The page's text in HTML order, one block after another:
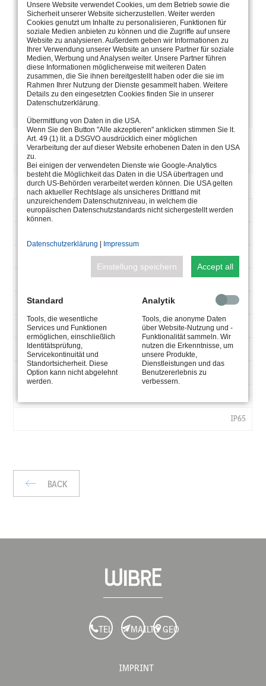
MANUAL
CATALOGUE PAGE
DESCRIPTION
ARTICLE
NUMBER
MA
DC
TA
LXWXH
5.0635.19.52
50-60
350
max 50
2-55
Max. 50°
254x180x111
IP65
BACK
TEL MAILTO GEO
IMPRINT
Unsere Website verwendet Cookies, um dem Betrieb sowie die
Sicherheit unserer Website sicherzustellen. Weiter werden
Cookies genutzt um Inhalte zu personalisieren, Funktionen für
soziale Medien anbieten zu können und die Zugriffe auf unsere
Website zu analysieren. Außerdem geben wir Informationen zu
Ihrer Verwendung unserer Website an unsere Partner für soziale
Medien, Werbung und Analysen weiter. Unsere Partner führen
diese Informationen möglicherweise mit weiteren Daten
zusammen, die Sie ihnen bereitgestellt haben oder die sie im
Rahmen Ihrer Nutzung der Dienste gesammelt haben. Weitere
Details zu den eingesetzten Cookies finden Sie in unserer
Datenschutzerklärung.
Übermittlung von Daten in die USA.
Wenn Sie den Button "Alle akzeptieren" anklicken stimmen Sie lt.
Art. 49 (1) lit. a DSGVO ausdrücklich einer möglichen
Verarbeitung der auf dieser Website erhobenen Daten in den USA
zu.
Bei einigen der verwendeten Dienste wie Google-Analytics
besteht die Möglichkeit das Daten in die USA übertragen und
durch US-Behörden verarbeitet werden können. Die USA gelten
nach aktueller Rechtslage als unsicheres Drittland mit
unzureichendem Datenschutzniveau, in welchem die
europäischen Datenschutzstandards nicht sichergestellt werden
können.
Datenschutzerklärung Impressum
Einstellung speichern Accept all
Standard
Tools, die wesentliche
Services und Funktionen
ermöglichen, einschließlich
Identitätsprüfung,
Servicekontinuität und
Standortsicherheit. Diese
Option kann nicht abgelehnt
werden.
Analytik
Tools, die anonyme Daten
über Website-Nutzung und -
Funktionalität sammeln. Wir
nutzen die Erkenntnisse, um
unsere Produkte,
Dienstleistungen und das
Benutzererlebnis zu
verbessern.